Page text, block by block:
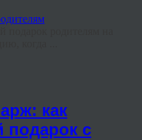
как
подарок с